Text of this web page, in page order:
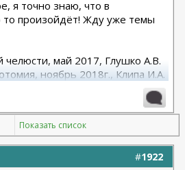
я точно знаю, что в
произойдёт! Жду уже темы
май 2017, Глушко А.В.
ноябрь 2018г., Клипа И.А.
без имплантов с редукцией
Показать список
#1922